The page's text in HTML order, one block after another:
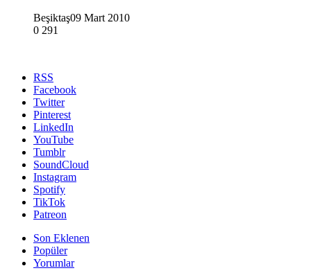
Beşiktaş09 Mart 2010
0 291
RSS
Facebook
Twitter
Pinterest
LinkedIn
YouTube
Tumblr
SoundCloud
Instagram
Spotify
TikTok
Patreon
Son Eklenen
Popüler
Yorumlar